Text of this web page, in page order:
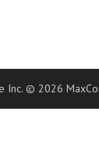
© 2026